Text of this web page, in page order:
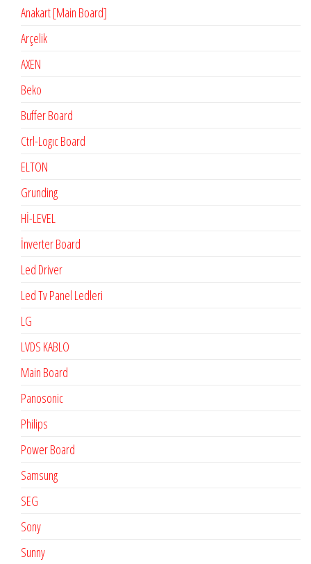
Anakart [Main Board]
Arçelik
AXEN
Beko
Buffer Board
Ctrl-Logıc Board
ELTON
Grunding
Hİ-LEVEL
İnverter Board
Led Driver
Led Tv Panel Ledleri
LG
LVDS KABLO
Main Board
Panosonic
Philips
Power Board
Samsung
SEG
Sony
Sunny